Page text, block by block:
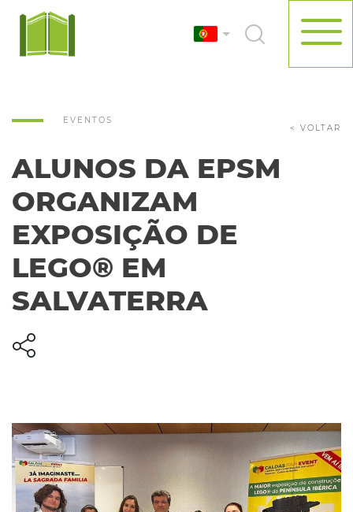
EVENTOS
< VOLTAR
ALUNOS DA EPSM
ORGANIZAM
EXPOSIÇÃO DE
LEGO® EM
SALVATERRA